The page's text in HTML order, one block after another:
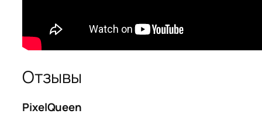
Отзывы
PixelQueen